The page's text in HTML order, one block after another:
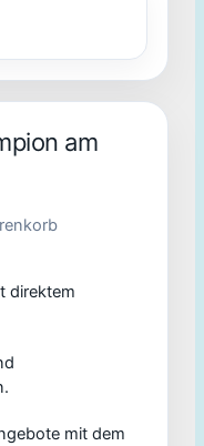
am
direktem
mit dem